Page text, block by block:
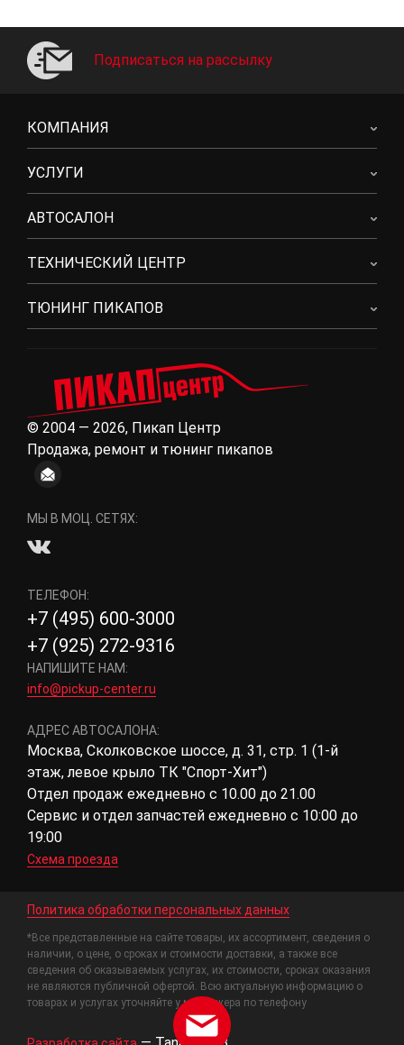
Подписаться на рассылку
КОМПАНИЯ
УСЛУГИ
АВТОСАЛОН
ТЕХНИЧЕСКИЙ ЦЕНТР
ТЮНИНГ ПИКАПОВ
© 2004 — 2026, Пикап Центр
Продажа, ремонт и тюнинг пикапов
МЫ В МОЦ. СЕТЯХ:
ТЕЛЕФОН:
+7 (495) 600-3000
+7 (925) 272-9316
НАПИШИТЕ НАМ:
info@pickup-center.ru
АДРЕС АВТОСАЛОНА:
Москва, Сколковское шоссе, д. 31, стр. 1 (1-й
этаж, левое крыло ТК "Спорт-Хит")
Отдел продаж ежедневно с 10.00 до 21.00
Сервис и отдел запчастей ежедневно с 10:00 до
19:00
Схема проезда
Политика обработки персональных данных
*Все представленные на сайте товары, их ассортимент, сведения о
наличии, о цене, о сроках и стоимости доставки, а также все
сведения об оказываемых услугах, их стоимости, сроках оказания
не являются публичной офертой. Всю актуальную информацию о
товарах и услугах уточняйте у менеджера по телефону